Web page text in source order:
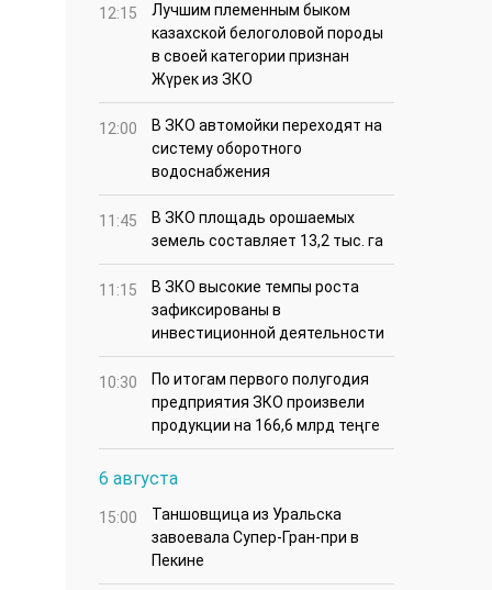
12:15
Лучшим племенным быком
казахской белоголовой породы
в своей категории признан
Жүрек из ЗКО
12:00
В ЗКО автомойки переходят на
систему оборотного
водоснабжения
11:45
В ЗКО площадь орошаемых
земель составляет 13,2 тыс. га
11:15
В ЗКО высокие темпы роста
зафиксированы в
инвестиционной деятельности
10:30
По итогам первого полугодия
предприятия ЗКО произвели
продукции на 166,6 млрд теңге
6 августа
15:00
Таншовщица из Уральска
завоевала Супер-Гран-при в
Пекине